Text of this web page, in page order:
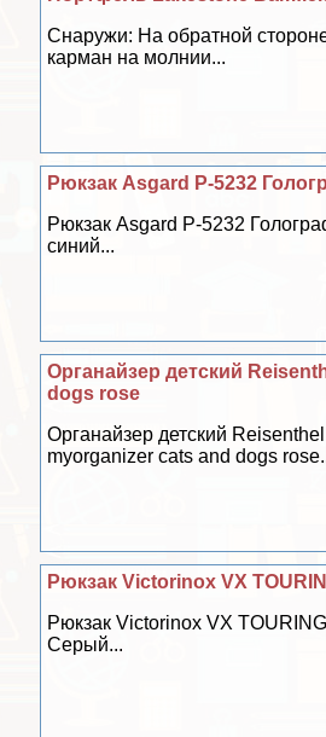
Снаружи: На обратной
карман на молнии...
Рюкзак Asgard Р-5232
Рюкзак Asgard Р-5232
синий...
Органайзер детcкий
dogs rose
Органайзер детcкий Reisenthel
myorganizer cats and dogs
Рюкзак Victorinox VX
Рюкзак Victorinox VX
Серый...